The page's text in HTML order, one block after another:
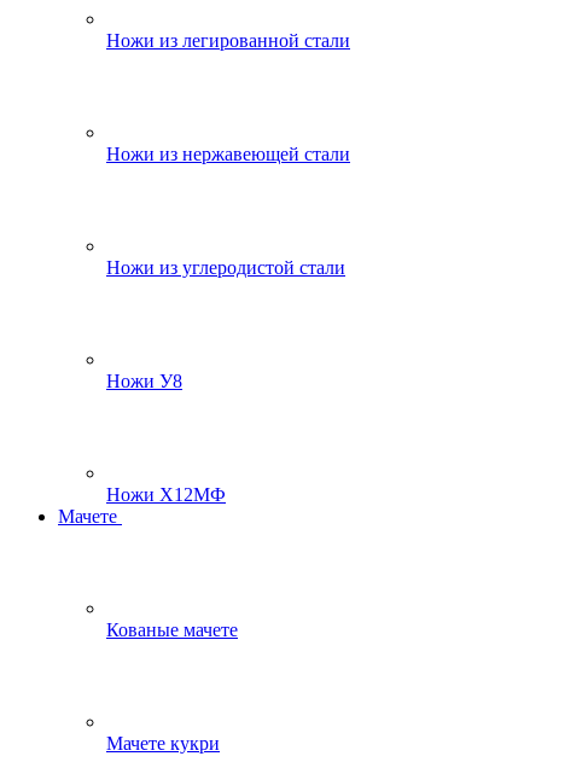
Ножи из легированной стали
Ножи из нержавеющей стали
Ножи из углеродистой стали
Ножи У8
Ножи Х12МФ
Мачете
Кованые мачете
Мачете кукри